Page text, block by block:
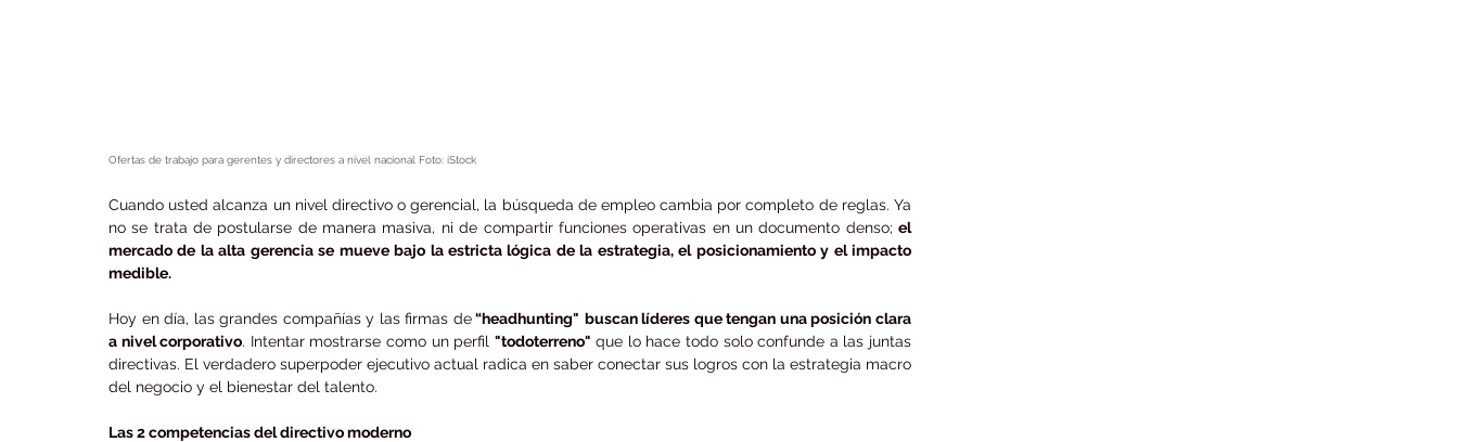
Ofertas de trabajo para gerentes y directores a nivel nacional Foto: iStock
Cuando usted alcanza un nivel directivo o gerencial, la búsqueda de empleo cambia por completo de reglas. Ya
no se trata de postularse de manera masiva, ni de compartir funciones operativas en un documento denso; el
mercado de la alta gerencia se mueve bajo la estricta lógica de la estrategia, el posicionamiento y el impacto
medible.
Hoy en día, las grandes compañías y las firmas de “headhunting" buscan líderes que tengan una posición clara
a nivel corporativo. Intentar mostrarse como un perfil "todoterreno" que lo hace todo solo confunde a las juntas
directivas. El verdadero superpoder ejecutivo actual radica en saber conectar sus logros con la estrategia macro
del negocio y el bienestar del talento.
Las 2 competencias del directivo moderno